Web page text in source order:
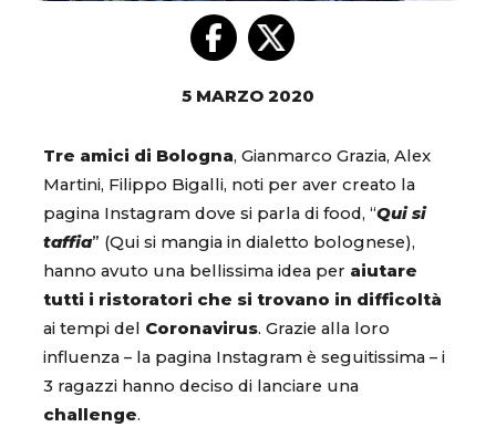
5 MARZO 2020
Tre amici di Bologna, Gianmarco Grazia, Alex
Martini, Filippo Bigalli, noti per aver creato la
pagina Instagram dove si parla di food, “Qui si
taffia” (Qui si mangia in dialetto bolognese),
hanno avuto una bellissima idea per aiutare
tutti i ristoratori che si trovano in difficoltà
ai tempi del Coronavirus. Grazie alla loro
influenza – la pagina Instagram è seguitissima – i
3 ragazzi hanno deciso di lanciare una
challenge.